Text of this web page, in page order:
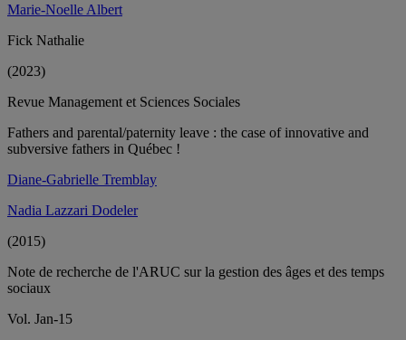
Marie-Noelle Albert
Fick Nathalie
(2023)
Revue Management et Sciences Sociales
Fathers and parental/paternity leave : the case of innovative and
subversive fathers in Québec !
Diane-Gabrielle Tremblay
Nadia Lazzari Dodeler
(2015)
Note de recherche de l'ARUC sur la gestion des âges et des temps
sociaux
Vol. Jan-15